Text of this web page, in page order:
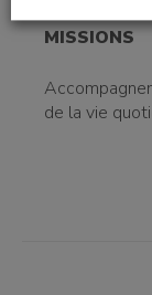
MISSIONS
de la vie